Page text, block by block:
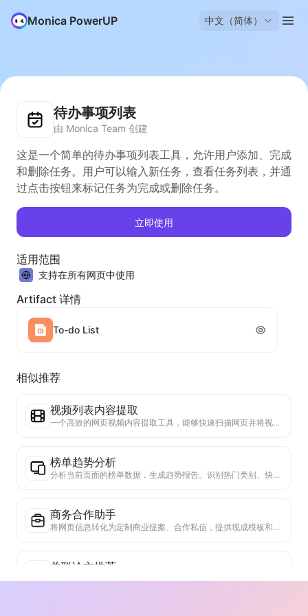
Monica PowerUP 中文（简体）
待办事项列表
由 Monica Team 创建
这是一个简单的待办事项列表工具，允许用户添加、完成
和删除任务。用户可以输入新任务，查看任务列表，并通
过点击按钮来标记任务为完成或删除任务。
立即使用
适用范围
支持在所有网页中使用
Artifact 详情
To-do List
相似推荐
视频列表内容提取
一个高效的网页视频内容提取工具，能够快速扫描网页并将视频信息整理成结构化的Markdown表格。
榜单趋势分析
分析当前页面的榜单数据，生成趋势报告。识别热门类别、快速上升的产品类型和新兴技术。提供即时市场洞察，助你理解最新产品趋势和市场动向。
商务合作助手
将网页信息转化为定制商业提案、合作私信，提供现成模板和跟进指南，简化协作流程。
关联论文推荐
基于当前网页的学术内容，智能推荐高度相关的其他论文和研究。利用先进算法分析主题相似度和研究方法，帮助用户拓展阅读，深入理解网页中讨论的学术问题。